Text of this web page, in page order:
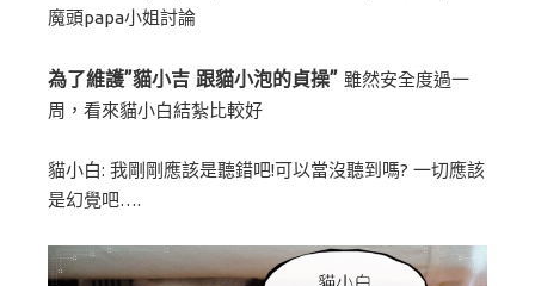
魔頭papa小姐討論
為了維護”貓小吉 跟貓小泡的貞操” 雖然安全度過一
周，看來貓小白結紮比較好
貓小白: 我剛剛應該是聽錯吧!可以當沒聽到嗎? 一切應該
是幻覺吧….